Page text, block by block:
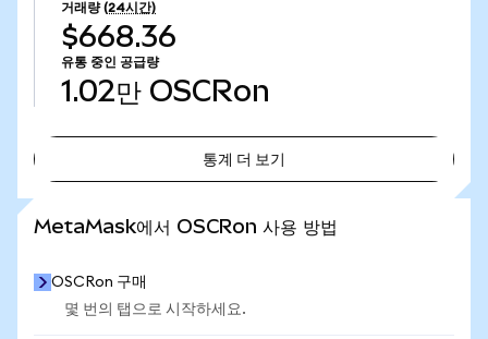
거래량 (24시간)
$668.36
유통 중인 공급량
1.02만 OSCRon
통계 더 보기
MetaMask에서 OSCRon 사용 방법
OSCRon 구매
몇 번의 탭으로 시작하세요.